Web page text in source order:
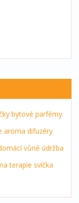
bytové parfémy
aroma difuzéry
vůně údržba
terapie svíčka